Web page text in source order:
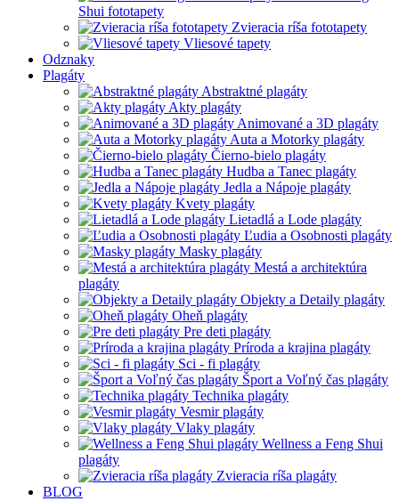
Shui fototapety
Zvieracia ríša fototapety
Vliesové tapety
Odznaky
Plagáty
Abstraktné plagáty
Akty plagáty
Animované a 3D plagáty
Auta a Motorky plagáty
Čierno-bielo plagáty
Hudba a Tanec plagáty
Jedla a Nápoje plagáty
Kvety plagáty
Lietadlá a Lode plagáty
Ľudia a Osobnosti plagáty
Masky plagáty
Mestá a architektúra
plagáty
Objekty a Detaily plagáty
Oheň plagáty
Pre deti plagáty
Príroda a krajina plagáty
Sci - fi plagáty
Šport a Voľný čas plagáty
Technika plagáty
Vesmir plagáty
Vlaky plagáty
Wellness a Feng Shui
plagáty
Zvieracia ríša plagáty
BLOG